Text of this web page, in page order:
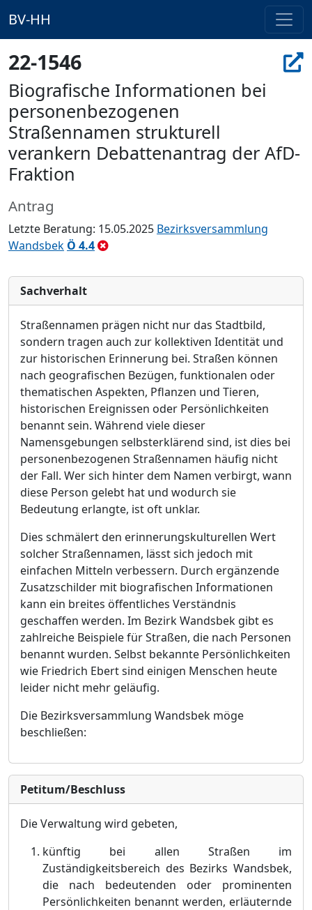
BV-HH
22-1546
Biografische Informationen bei
personenbezogenen
Straßennamen strukturell
verankern Debattenantrag der AfD-
Fraktion
Antrag
Letzte Beratung: 15.05.2025 Bezirksversammlung
Wandsbek Ö 4.4
Sachverhalt
Straßennamen prägen nicht nur das Stadtbild,
sondern tragen auch zur kollektiven Identität und
zur historischen Erinnerung bei. Straßen können
nach geografischen Bezügen, funktionalen oder
thematischen Aspekten, Pflanzen und Tieren,
historischen Ereignissen oder Persönlichkeiten
benannt sein. Während viele dieser
Namensgebungen selbsterklärend sind, ist dies bei
personenbezogenen Straßennamen häufig nicht
der Fall. Wersich hinter dem Namen verbirgt, wann
diese Person gelebt hat und wodurch sie
Bedeutung erlangte, ist oft unklar.
Dies schmälert den erinnerungskulturellen Wert
solcher Straßennamen, lässt sich jedoch mit
einfachen Mitteln verbessern. Durch ergänzende
Zusatzschilder mit biografischen Informationen
kann ein breites öffentliches Verständnis
geschaffen werden. Im Bezirk Wandsbek gibt es
zahlreiche Beispiele für Straßen, die nach Personen
benannt wurden. Selbst bekannte Persönlichkeiten
wie Friedrich Ebert sind einigen Menschen heute
leider nicht mehr geläufig.
Die Bezirksversammlung Wandsbek möge
beschließen:
Petitum/Beschluss
Die Verwaltung wird gebeten,
künftig bei allen Straßen im
Zuständigkeitsbereich des Bezirks Wandsbek,
die nach bedeutenden oder prominenten
Persönlichkeiten benannt werden, erläuternde